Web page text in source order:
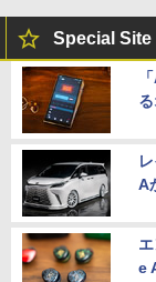
Special Site
A
e